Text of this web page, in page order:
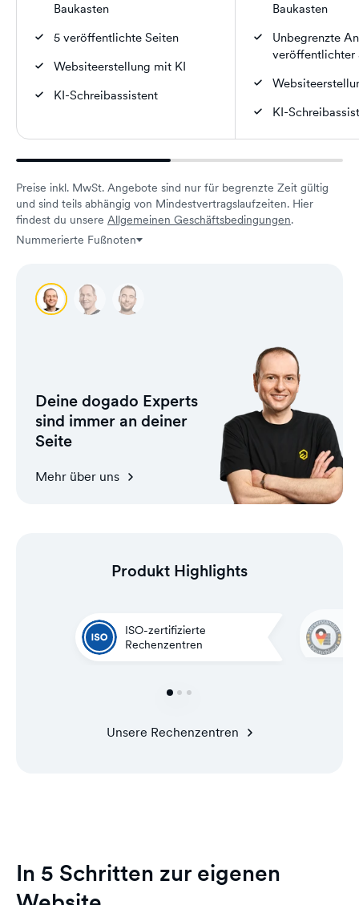
Baukasten
5 veröffentlichte Seiten
Websiteerstellung mit KI
KI-Schreibassistent
Baukasten
Unbegrenzte
veröffentlichter
KI-
Preise inkl. MwSt. Angebote sind nur für begrenzte Zeit gültig
und sind teils abhängig von Mindestvertragslaufzeiten. Hier
findest du unsere Allgemeinen Geschäftsbedingungen.
Nummerierte Fußnoten
Renat CarstenAndreas
Deine dogado Experts
sind immer an deiner
Seite
Mehr über uns
Produkt Highlights
ISO-zertifizierte
Rechenzentren
Unsere Rechenzentren
In 5 Schritten zur eigenen